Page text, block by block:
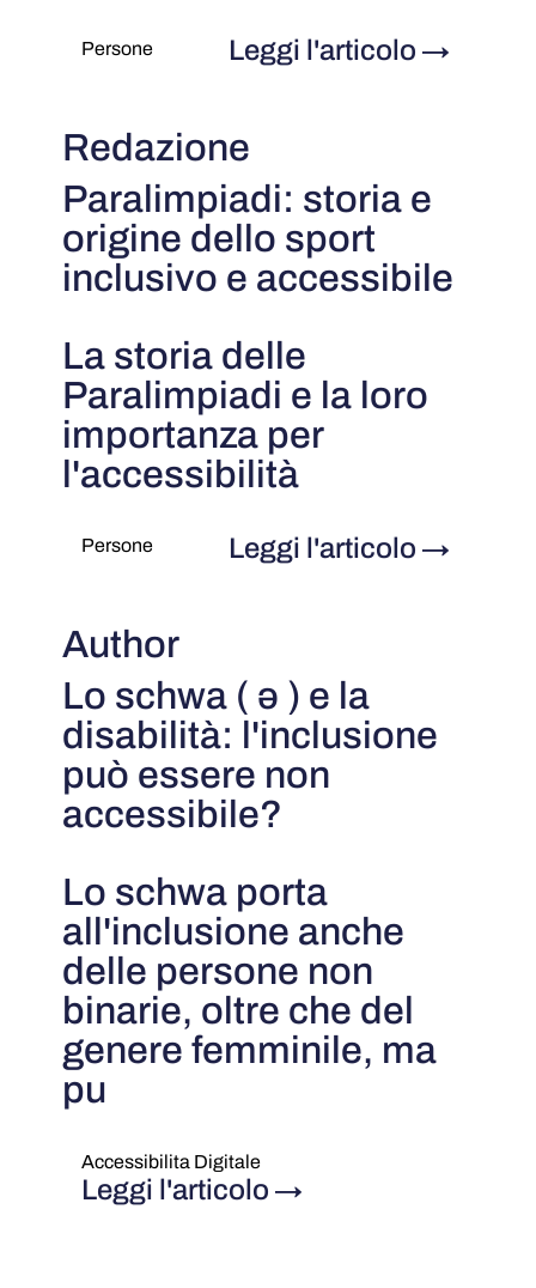
Persone Leggi l'articolo →
Redazione
Paralimpiadi: storia e
origine dello sport
inclusivo e accessibile
La storia delle
Paralimpiadi e la loro
importanza per
l'accessibilità
Persone Leggi l'articolo →
Author
Lo schwa ( ə ) e la
disabilità: l'inclusione
può essere non
accessibile?
Lo schwa porta
all'inclusione anche
delle persone non
binarie, oltre che del
genere femminile, ma
pu
Accessibilita Digitale
Leggi l'articolo →